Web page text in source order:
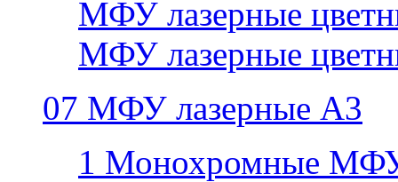
МФУ лазерные
МФУ лазерные
07 МФУ лазерные А3
1 Монохромные